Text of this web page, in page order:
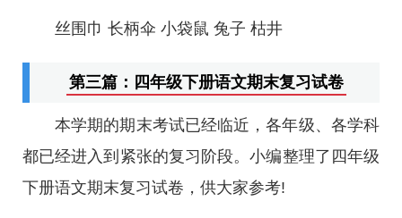
丝围巾 长柄伞 小袋鼠 兔子 枯井
第三篇：四年级下册语文期末复习试卷
本学期的期末考试已经临近，各年级、各学科
都已经进入到紧张的复习阶段。小编整理了四年级
下册语文期末复习试卷，供大家参考!